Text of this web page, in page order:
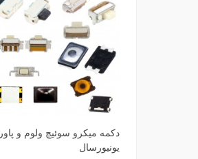
دکمه میکرو سوئیچ ولوم و پاور
یونیورسال